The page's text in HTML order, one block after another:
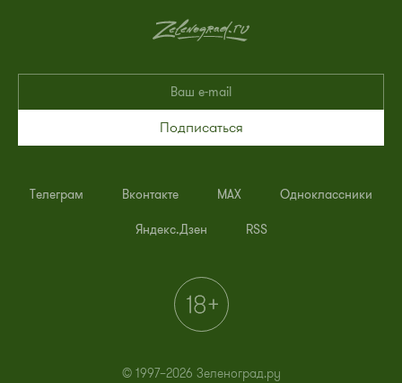
Подписаться
Телеграм Вконтакте MAX Одноклассники
Яндекс.Дзен RSS
© 1997–2026 Зеленоград.ру